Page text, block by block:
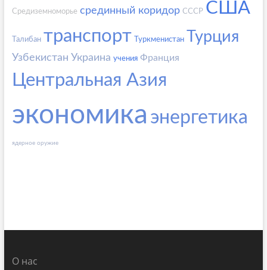
Средиземноморье срединный коридор СССР США
Талибан транспорт Туркменистан Турция
Узбекистан Украина учения Франция
Центральная Азия
экономика энергетика
ядерное оружие
О нас